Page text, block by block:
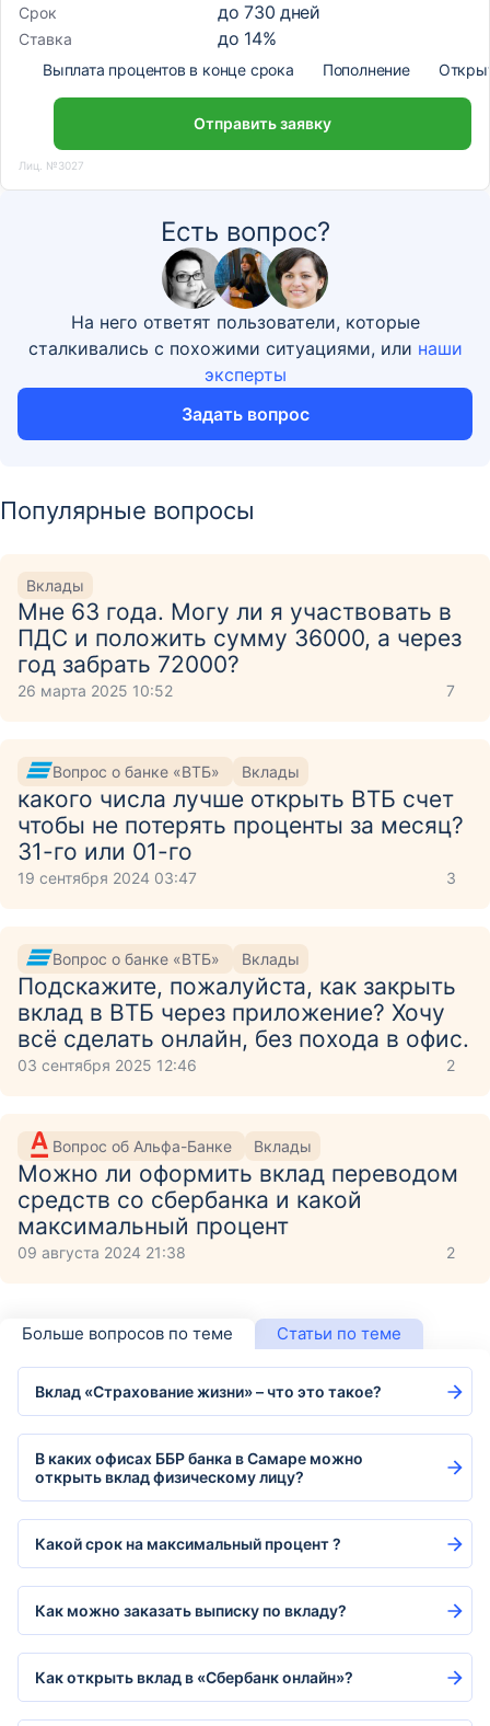
Срок до730 дней
Ставка до 14%
Выплата процентов в конце срока Пополнение
Отправить заявку
Лиц. №3027
Есть вопрос?
На него ответят пользователи, которые
сталкивались с похожими ситуациями, или наши
эксперты
Задать вопрос
Популярные вопросы
Вклады
Мне 63 года. Могу ли я участвовать в
ПДС и положить сумму 36000, а через
год забрать 72000?
26 марта 2025 10:52 7
Вопрос о банке «ВТБ» Вклады
какого числа лучше открыть ВТБ счет
чтобы не потерять проценты за месяц?
31-го или 01-го
19 сентября 2024 03:47 3
Вопрос о банке «ВТБ» Вклады
Подскажите, пожалуйста, как закрыть
вклад в ВТБ через приложение? Хочу
всё сделать онлайн, без похода в офис.
03 сентября 2025 12:46 2
Вопрос об Альфа-Банке Вклады
Можно ли оформить вклад переводом
средств со сбербанка и какой
максимальный процент
09 августа 2024 21:38 2
Больше вопросов по теме Статьи по теме
Вклад «Страхование жизни» – что это такое?
В каких офисах ББР банка в Самаре можно
открыть вклад физическому лицу?
Какой срок на максимальный процент ?
Как можно заказать выписку по вкладу?
Как открыть вклад в «Сбербанк онлайн»?